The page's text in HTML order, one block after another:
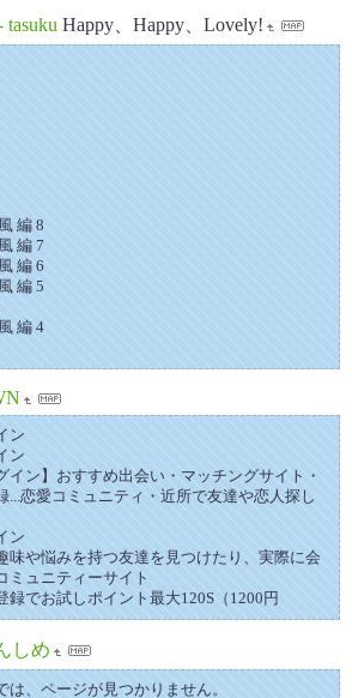
tasuku Happy、Happy、Lovely!
編 8
編 7
編 6
編 5
編 4
ン
ン
イン】おすすめ出会い・マッチングサイト・
...恋愛コミュニティ・近所で友達や恋人探し
ン
味や悩みを持つ友達を見つけたり、実際に会
ミュニティーサイト
録でお試しポイント最大120S（1200円
しめ
は、ページが見つかりません。